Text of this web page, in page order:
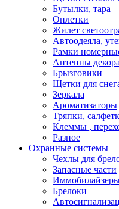
Бутылки, тара
Оплетки
Жилет
Автоодеяла,
Рамки
Антенны
Брызговики
Щетки для
Зеркала
Ароматизаторы
Тряпки,
Клеммы ,
Разное
Охранные системы
Чехлы для
Запасные части
Брелоки